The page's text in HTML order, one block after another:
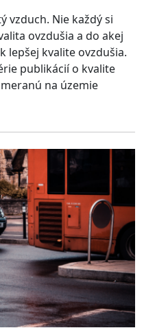
vzduch. Nie každý si
ovzdušia a do akej
lepšej kvalite ovzdušia.
publikácií o kvalite
na územie